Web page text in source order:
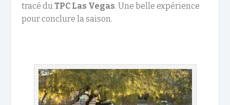
tracé duTPC Las Vegas. Une belle expérience
pour conclure la saison.